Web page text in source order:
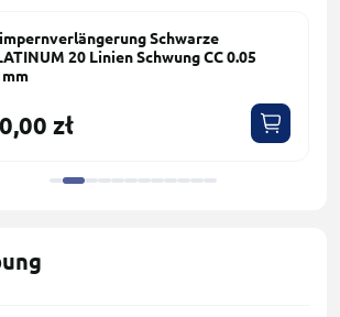
Schwarze
20 Linien Schwung СC 0.05
zł